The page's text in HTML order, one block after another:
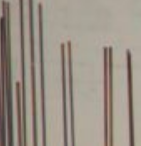
ett generöst förmånsprogram.